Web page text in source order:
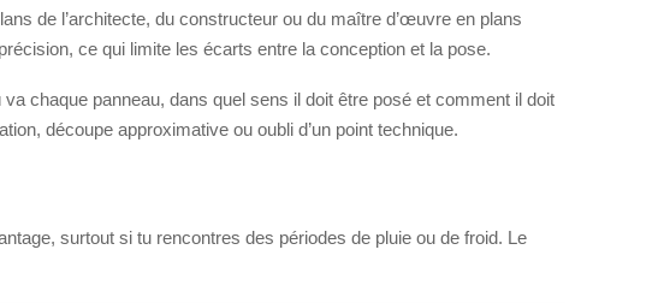
de l’architecte, du constructeur ou du maître d’œuvre en plans
ce qui limite les écarts entre la conception et la pose.
chaque panneau, dans quel sens il doit être posé et comment il doit
découpe approximative ou oubli d’un point technique.
surtout si tu rencontres des périodes de pluie ou de froid. Le